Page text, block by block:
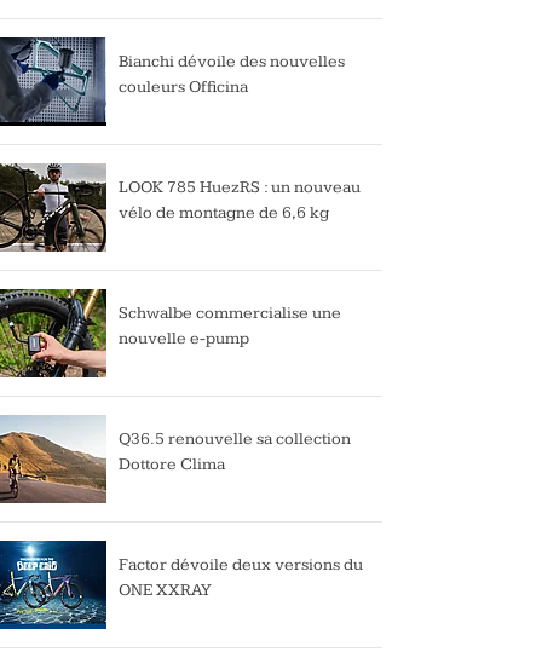
Bianchi dévoile des nouvelles
couleurs Officina
LOOK 785 HuezRS : un nouveau
vélo de montagne de 6,6 kg
Schwalbe commercialise une
nouvelle e-pump
Q36.5 renouvelle sa collection
Dottore Clima
Factor dévoile deux versions du
ONE XXRAY